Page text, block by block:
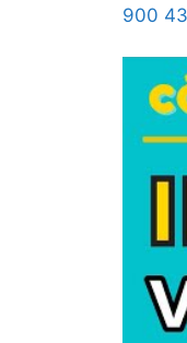
900